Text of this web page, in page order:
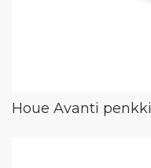
Houe Avanti penkki